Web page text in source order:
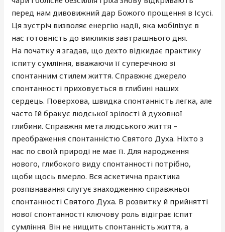
перед нам дивовижний дар Божого прощення в Ісусі.
Ця зустріч визволяє енергію надії, яка мобілізує в
нас готовність до викликів завтрашнього дня.
На початку я згадав, що дехто відкидає практику
іспиту сумління, вважаючи її суперечною зі
спонтанним стилем життя. Справжнє джерело
спонтанності приховується в глибині наших
сердець. Поверхова, швидка спонтанність легка, але
часто їй бракує людської зрілості й духовної
глибини. Справжня мета людського життя –
преображення спонтанністю Святого Духа. Ніхто з
нас по своїй природі не має її. Для народження
нового, глибокого виду спонтанності потрібно,
щоби щось вмерло. Вся аскетична практика
розпізнавання слугує знаходженню справжньої
спонтанності Святого Духа. В розвитку й прийнятті
нової спонтанності ключову роль відіграє іспит
сумління. Він не нищить спонтанність життя, а